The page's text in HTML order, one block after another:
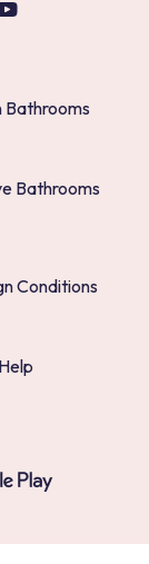
Conditions
Help
Bathrooms
Bathrooms